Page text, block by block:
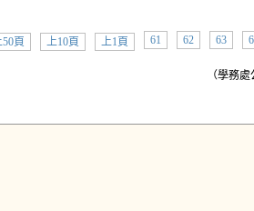
50頁 上10頁 上1頁 61 62 63
（學務